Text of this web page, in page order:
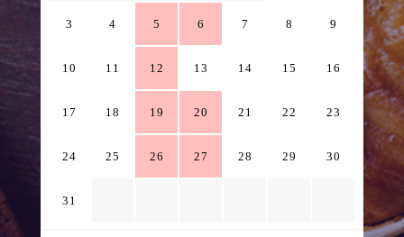
3 4 5 6 7 8 9
10 11 12 13 14 15 16
17 18 19 20 21 22 23
24 25 26 27 28 29 30
31